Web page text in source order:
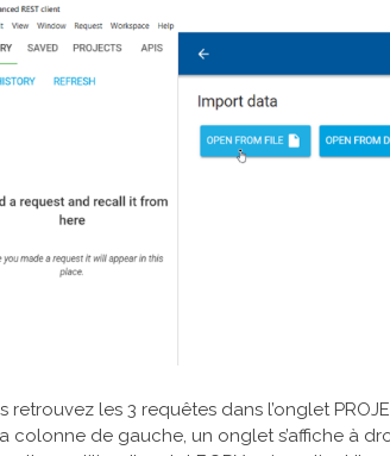
retrouvez les 3 requêtes dans l’onglet
colonne de gauche, un onglet s’affiche à